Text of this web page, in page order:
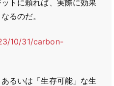
トに頼れば、実際に効果
るのだ。
10/31/carbon-
るいは「生存可能」な生